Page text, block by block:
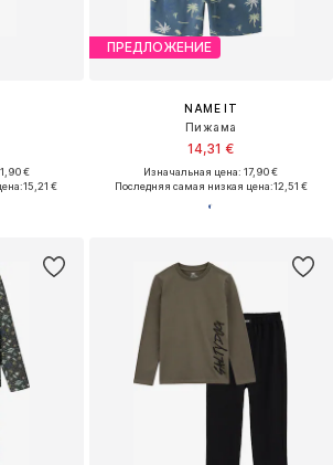
€
15,21 €
ПРЕДЛОЖЕНИЕ
NAME IT
Пижама
14,31 €
Изначальная цена: 17,90 €
Последняя самая низкая цена:12,51 €